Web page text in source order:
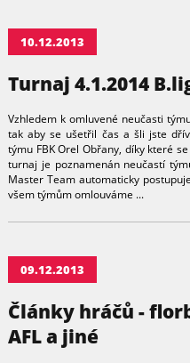
10.12.2013
Turnaj 4.1.2014
Vzhledem k omluvené neučasti
tak aby se ušetřil čas a šli jste
týmu FBK Orel Obřany, díky které
turnaj je poznamenán neučastí
Master Team automaticky
všem týmům omlouváme ...
09.12.2013
Články hráčů -
AFL a jiné